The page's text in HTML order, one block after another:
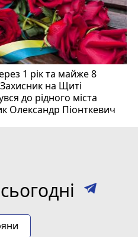
1 рік та майже 8
Захисник на Щиті
до рідного міста
Олександр Піонткевич